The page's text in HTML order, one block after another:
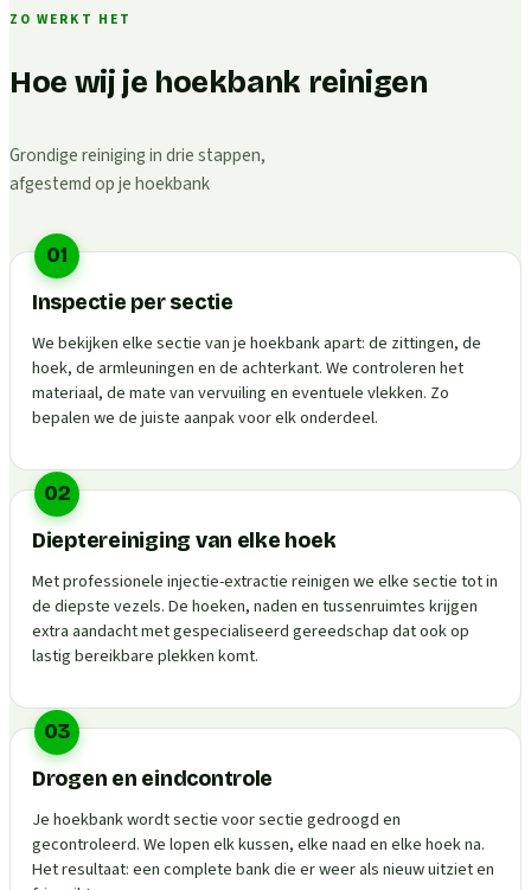
ZO WERKT HET
Hoe wij je hoekbank reinigen
Grondige reiniging in drie stappen,
afgestemd op je hoekbank
01
Inspectie per sectie
We bekijken elke sectie van je hoekbank apart: de zittingen, de
hoek, de armleuningen en de achterkant. We controleren het
materiaal, de mate van vervuiling en eventuele vlekken. Zo
bepalen we de juiste aanpak voor elk onderdeel.
02
Dieptereiniging van elke hoek
Met professionele injectie-extractie reinigen we elke sectie tot in
de diepste vezels. De hoeken, naden en tussenruimtes krijgen
extra aandacht met gespecialiseerd gereedschap dat ook op
lastig bereikbare plekken komt.
03
Drogen en eindcontrole
Je hoekbank wordt sectie voor sectie gedroogd en
gecontroleerd. We lopen elk kussen, elke naad en elke hoek na.
Het resultaat: een complete bank die er weer als nieuw uitziet en